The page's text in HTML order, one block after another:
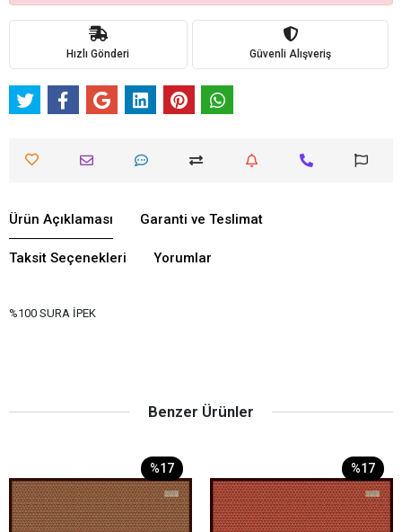
Hızlı Gönderi Güvenli Alışveriş
Ürün Açıklaması Garanti ve Teslimat
Taksit Seçenekleri Yorumlar
%100 SURA İPEK
Benzer Ürünler
%17 %17